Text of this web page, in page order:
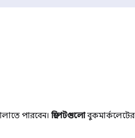
পারবেন।স্নিপেটগুলোবুকমার্কলেটের